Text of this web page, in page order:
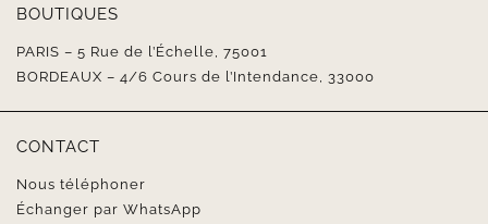
BOUTIQUES
PARIS – 5 Rue de l’Échelle, 75001
BORDEAUX – 4/6 Cours de l’Intendance, 33000
CONTACT
Nous téléphoner
Échanger par WhatsApp